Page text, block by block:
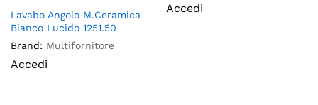
Lavabo Angolo M.Ceramica
Bianco Lucido 1251.50
Brand: Multifornitore
Accedi
Accedi